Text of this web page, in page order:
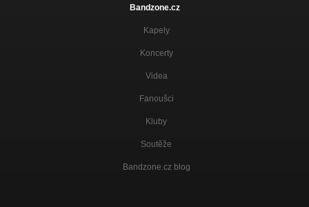
Bandzone.cz
Kapely
Koncerty
Videa
Fanoušci
Kluby
Soutěže
Bandzone.cz blog